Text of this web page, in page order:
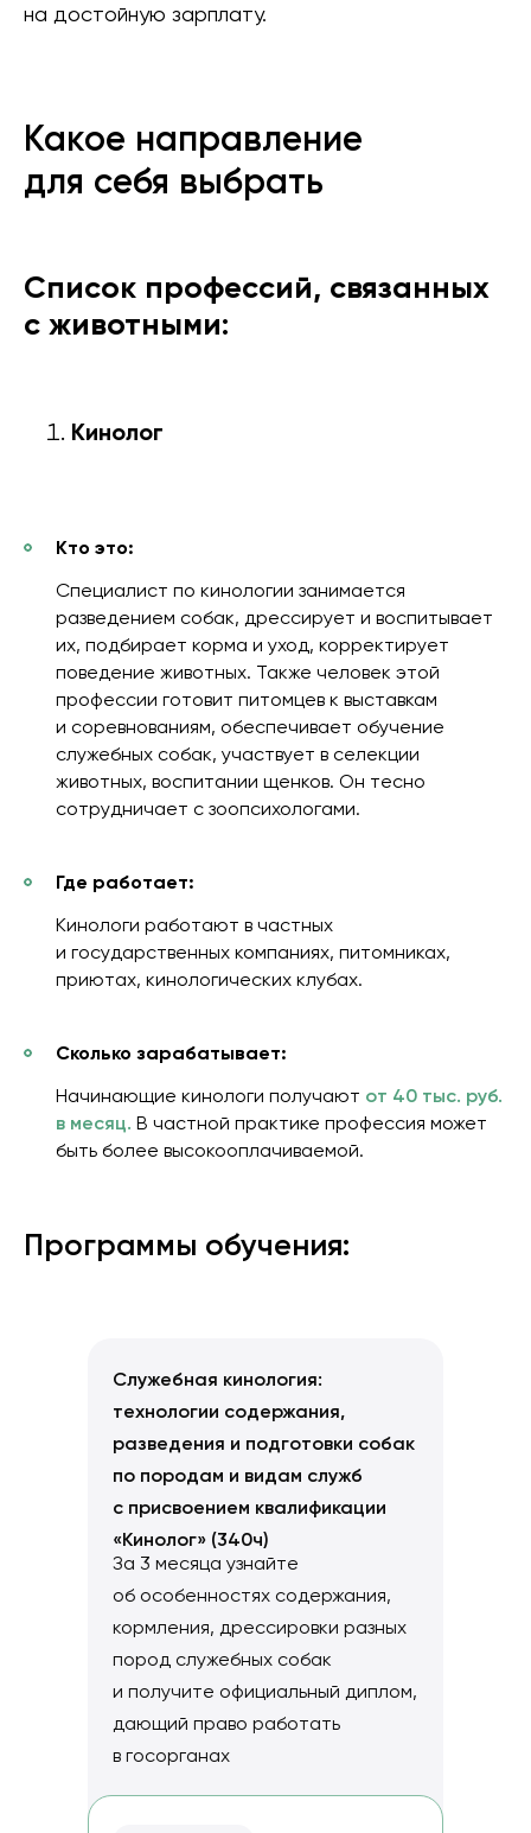
на достойную зарплату.
Какое направление
для себя выбрать
Список профессий, связанных
с животными:
Кинолог
Кто это:
Специалист по кинологии занимается
разведением собак, дрессирует и воспитывает
их, подбирает корма и уход, корректирует
поведение животных. Также человек этой
профессии готовит питомцев к выставкам
и соревнованиям, обеспечивает обучение
служебных собак, участвует в селекции
животных, воспитании щенков. Он тесно
сотрудничает с зоопсихологами.
Где работает:
Кинологи работают в частных
и государственных компаниях, питомниках,
приютах, кинологических клубах.
Сколько зарабатывает:
Начинающие кинологи получают от 40 тыс. руб.
в месяц. В частной практике профессия может
быть более высокооплачиваемой.
Программы обучения:
Служебная кинология:
технологии содержания,
разведения и подготовки собак
по породам и видам служб
с присвоением квалификации
«Кинолог» (340ч)
За 3 месяца узнайте
об особенностях содержания,
кормления, дрессировки разных
пород служебных собак
и получите официальный диплом,
дающий право работать
в госорганах